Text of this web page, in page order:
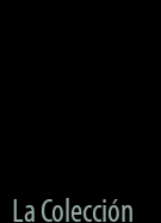
La Colección